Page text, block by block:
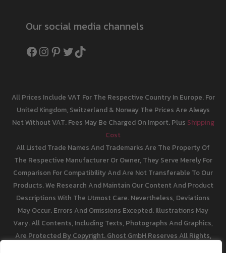
Our social media channels
Facebook
Instagram
Pinterest
Twitter
TikTok
All Prices Include VAT For The Respective Country In Europe. For
United Kingdom, Switzerland & Norway The Prices Are Always
Net Without VAT. Fees May Be Charged On Import. Plus Shipping
Cost
All Listed Trade Names And Trademarks Are The Property Of
The Respective Manufacturer Or Owner, They Serve Merely For
Comparison For Compatibility And Are Not Transferable To Our
Products. We Research And Maintain Our Content And Product
Descriptions With The Utmost Care. Nevertheless, Deviations
May Occur. Errors And Omissions Excepted. Illustrations May
Vary. All Contents, Including Texts, Photographs And Graphics,
Are Protected By Copyright. Ghost GmbH Reserves All Rights,